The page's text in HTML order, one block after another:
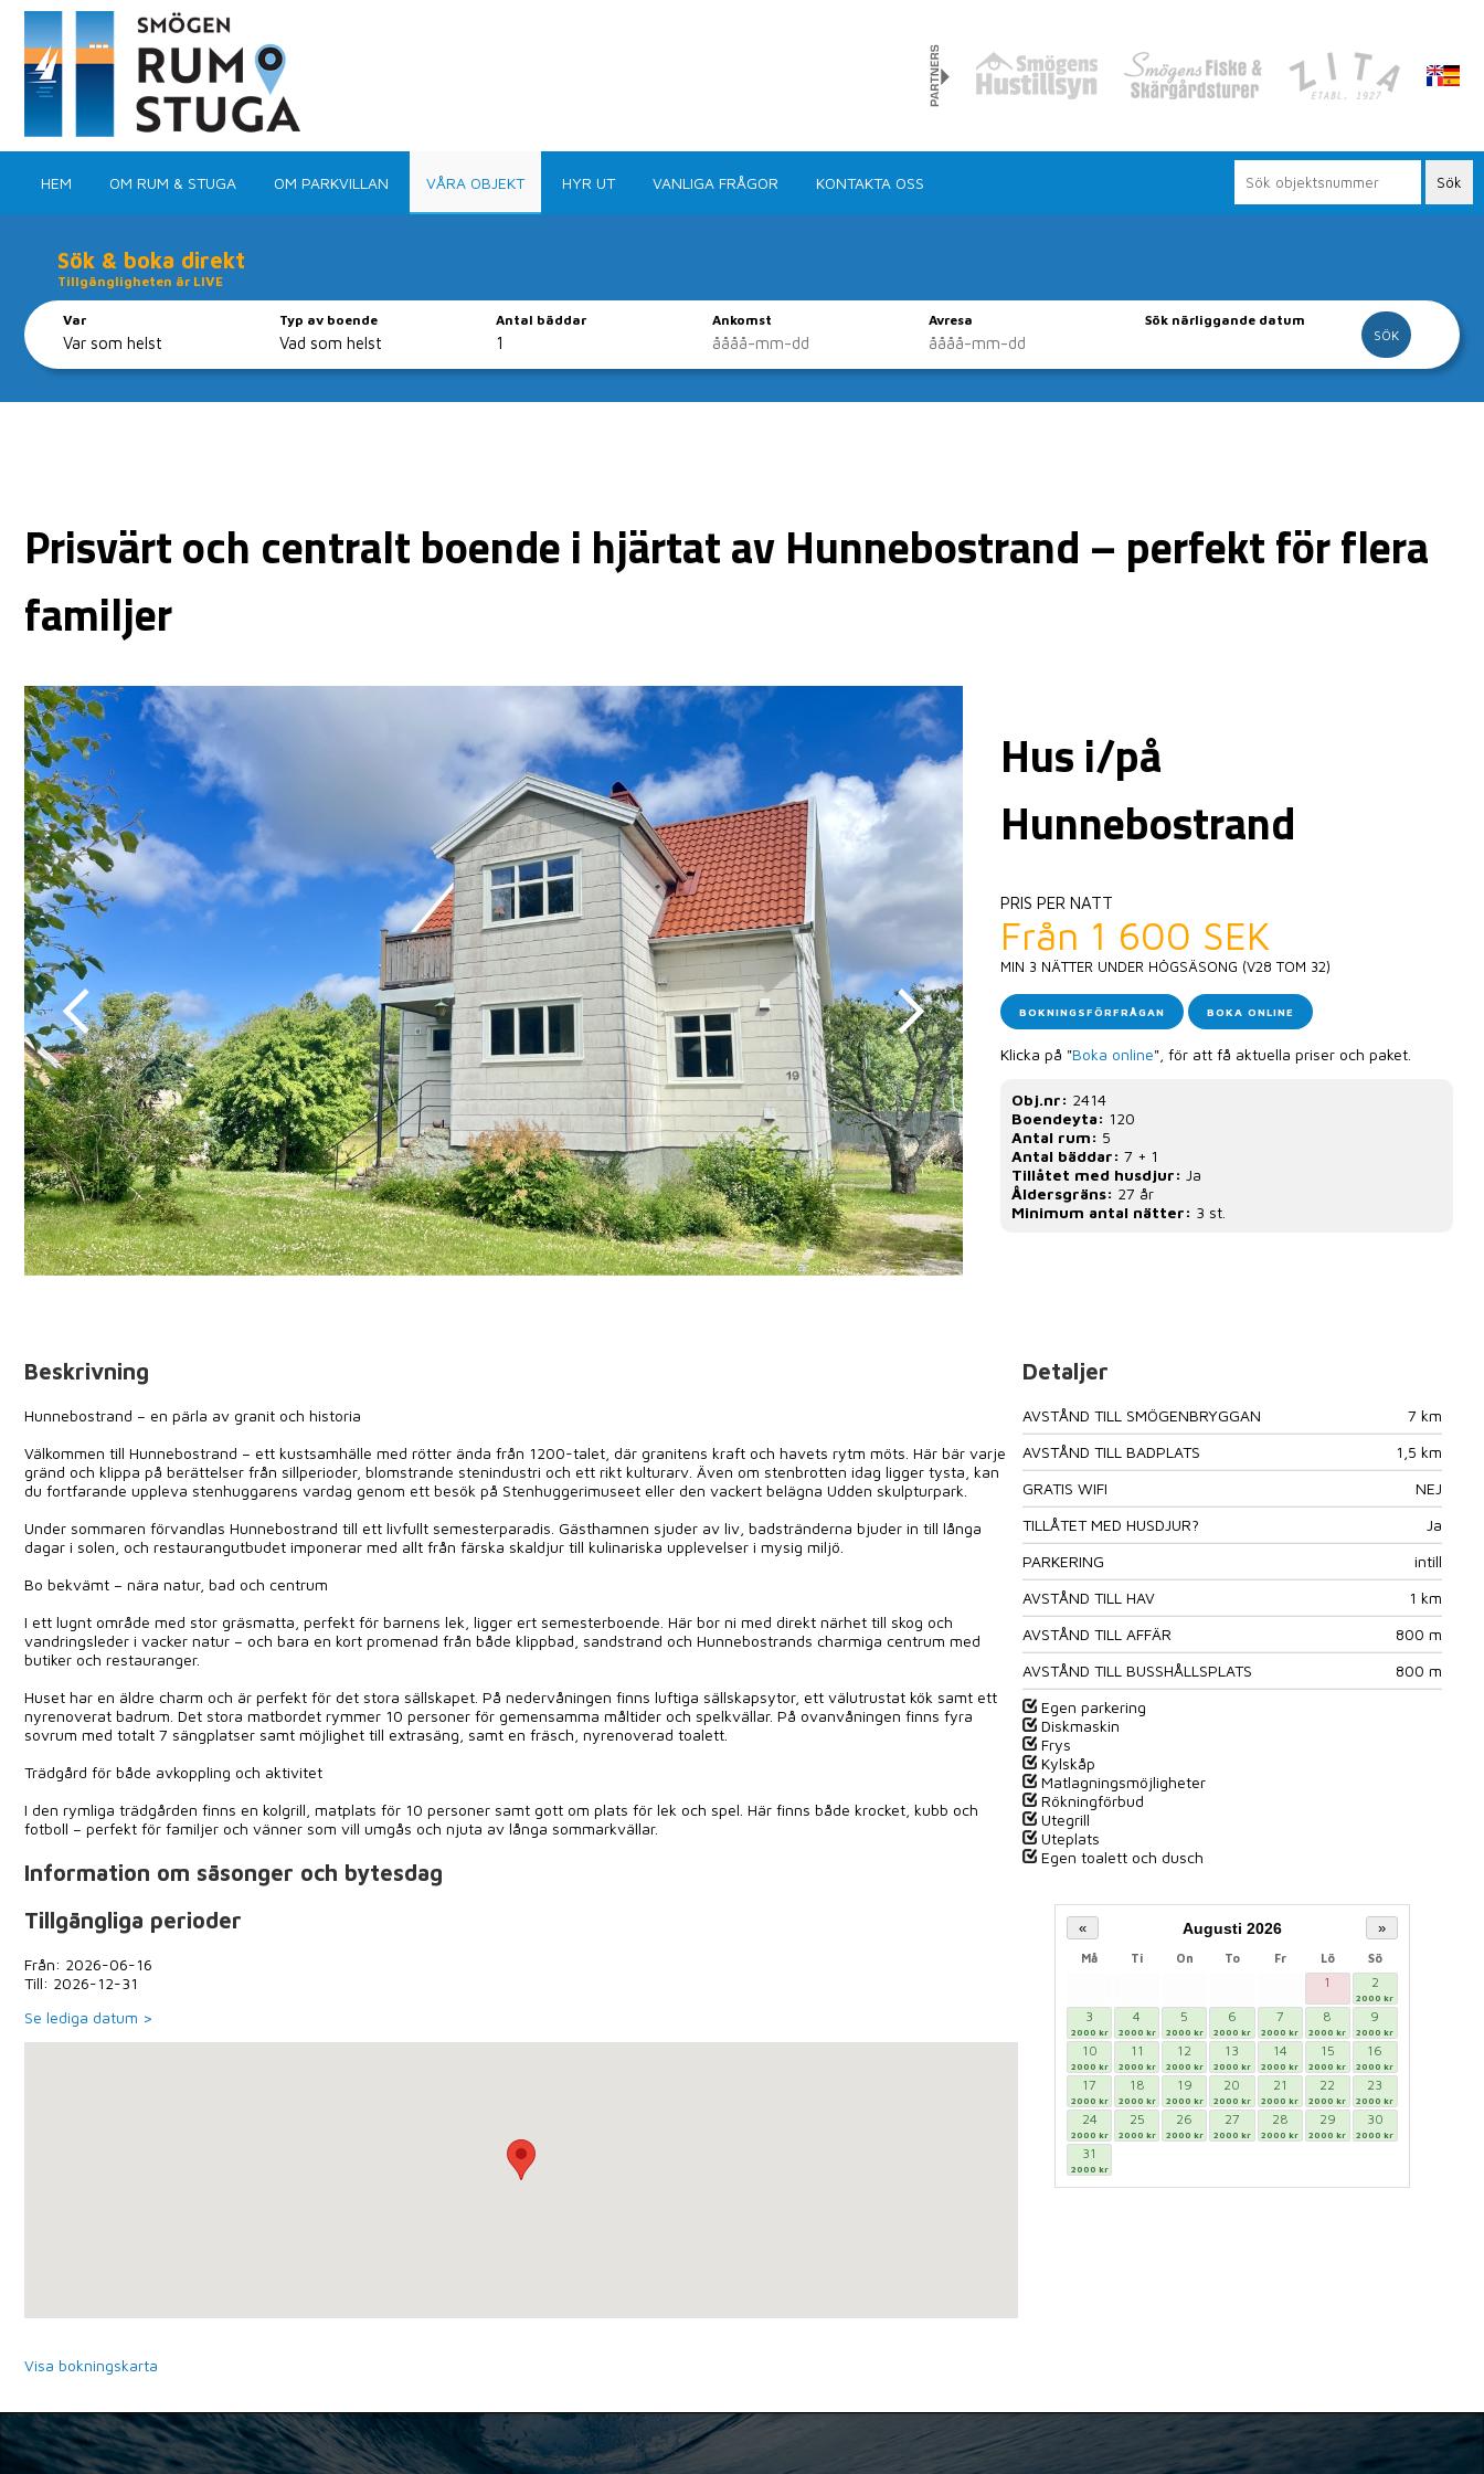
HEM OM RUM & STUGA OM PARKVILLAN VÅRA OBJEKT HYR UT VANLIGA FRÅGOR KONTAKTA OSS
Sök & boka direkt
Tillgängligheten är LIVE
Var Typ av boende Antal bäddar Ankomst Avresa Sök närliggande datum
Boka ditt boende direkt via vår hemsida
Prisvärt och centralt boende i hjärtat av Hunnebostrand – perfekt för flera
familjer
Hus i/på
Hunnebostrand
PRIS PER NATT
Från 1 600 SEK
MIN 3 NÄTTER UNDER HÖGSÄSONG (V28 TOM 32)
BOKNINGSFÖRFRÅGAN BOKA ONLINE
Klicka på "Boka online", för att få aktuella priser och paket.
Obj.nr: 2414
Boendeyta: 120
Antal rum: 5
Antal bäddar: 7 + 1
Tillåtet med husdjur: Ja
Åldersgräns: 27 år
Minimum antal nätter: 3 st.
Beskrivning
Hunnebostrand – en pärla av granit och historia
Välkommen till Hunnebostrand – ett kustsamhälle med rötter ända från 1200-talet, där granitens kraft och havets rytm möts. Här bär varje
gränd och klippa på berättelser från sillperioder, blomstrande stenindustri och ett rikt kulturarv. Även om stenbrotten idag ligger tysta, kan
du fortfarande uppleva stenhuggarens vardag genom ett besök på Stenhuggerimuseet eller den vackert belägna Udden skulpturpark.
Under sommaren förvandlas Hunnebostrand till ett livfullt semesterparadis. Gästhamnen sjuder av liv, badstränderna bjuder in till långa
dagar i solen, och restaurangutbudet imponerar med allt från färska skaldjur till kulinariska upplevelser i mysig miljö.
Bo bekvämt – nära natur, bad och centrum
I ett lugnt område med stor gräsmatta, perfekt för barnens lek, ligger ert semesterboende. Här bor ni med direkt närhet till skog och
vandringsleder i vacker natur – och bara en kort promenad från både klippbad, sandstrand och Hunnebostrands charmiga centrum med
butiker och restauranger.
Huset har en äldre charm och är perfekt för det stora sällskapet. På nedervåningen finns luftiga sällskapsytor, ett välutrustat kök samt ett
nyrenoverat badrum. Det stora matbordet rymmer 10 personer för gemensamma måltider och spelkvällar. På ovanvåningen finns fyra
sovrum med totalt 7 sängplatser samt möjlighet till extrasäng, samt en fräsch, nyrenoverad toalett.
Trädgård för både avkoppling och aktivitet
I den rymliga trädgården finns en kolgrill, matplats för 10 personer samt gott om plats för lek och spel. Här finns både krocket, kubb och
fotboll – perfekt för familjer och vänner som vill umgås och njuta av långa sommarkvällar.
Information om säsonger och bytesdag
Tillgängliga perioder
Från: 2026-06-16
Till: 2026-12-31
Se lediga datum >
Detaljer
AVSTÅND TILL SMÖGENBRYGGAN
7 km
AVSTÅND TILL BADPLATS
1,5 km
GRATIS WIFI
NEJ
TILLÅTET MED HUSDJUR?
Ja
PARKERING
intill
AVSTÅND TILL HAV
1 km
AVSTÅND TILL AFFÄR
800 m
AVSTÅND TILL BUSSHÅLLSPLATS
800 m
Egen parkering
Diskmaskin
Frys
Kylskåp
Matlagningsmöjligheter
Rökningförbud
Utegrill
Uteplats
Egen toalett och dusch
« Augusti 2026 »
Må Ti On To Fr Lö Sö
1 2
2000 kr
3
2000 kr
4
2000 kr
5
2000 kr
6
2000 kr
7
2000 kr
8
2000 kr
9
2000 kr
10
2000 kr
11
2000 kr
12
2000 kr
13
2000 kr
14
2000 kr
15
2000 kr
16
2000 kr
17
2000 kr
18
2000 kr
19
2000 kr
20
2000 kr
21
2000 kr
22
2000 kr
23
2000 kr
24
2000 kr
25
2000 kr
26
2000 kr
27
2000 kr
28
2000 kr
29
2000 kr
30
2000 kr
31
2000 kr
Visa bokningskarta